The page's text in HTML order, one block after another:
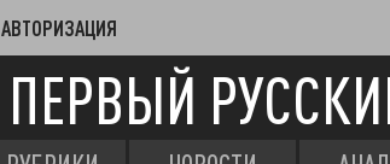
АВТОРИЗАЦИЯ
ПЕРВЫЙ